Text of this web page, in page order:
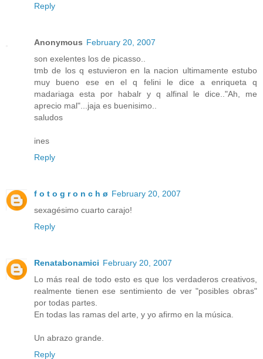
Reply
Anonymous February 20, 2007
son exelentes los de picasso..
tmb de los q estuvieron en la nacion ultimamente estubo
muy bueno ese en el q felini le dice a enriqueta q
madariaga esta por habalr y q alfinal le dice.."Ah, me
aprecio mal"...jaja es buenisimo..
saludos
ines
Reply
f o t o g r o n c h ø February 20, 2007
sexagésimo cuarto carajo!
Reply
Renatabonamici February 20, 2007
Lo más real de todo esto es que los verdaderos creativos,
realmente tienen ese sentimiento de ver "posibles obras"
por todas partes.
En todas las ramas del arte, y yo afirmo en la música.
Un abrazo grande.
Reply